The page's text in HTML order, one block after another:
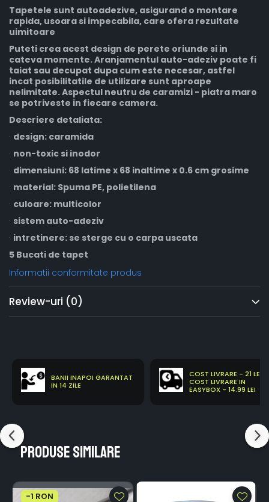
Tapetele sunt autoadezive, asigurand o montare
rapida, usoara si impecabila, care ofera rezultate
uimitoare
Puteti crea acest design de perete oriunde si in
cateva momente. Aranjamentul auto-adeziv poate fi
taiat sau decupat dupa cum este necesar, astfel
incat posibilitatile de utilizare sunt aproape
nelimitate. Aspectul neutru de caramizi - piatra maro
se potriveste in fiecare camera.
Descriere detaliata:
· design: caramida
· non-toxic si inodor
· dimensiuni: 68 latime x 68 inaltime x 0.6 cm grosime
· material: Spuma PE, polietilena
· culoare: multicolor
· sistem auto-adeziv
· intretinere: se sterge cu o carpa uscata
5 Bucati de tapet
Informatii conformitate produs
Review-uri (0)
BANII INAPOI GARANTAT
IN 14 ZILE
COST LIVRARE - 21 LEI
COST LIVRARE IN
EASYBOX - 14.99 LEI
Produse similare
-1 RON